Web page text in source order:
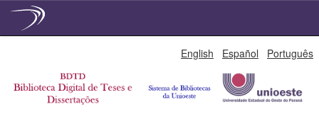
English Español Português